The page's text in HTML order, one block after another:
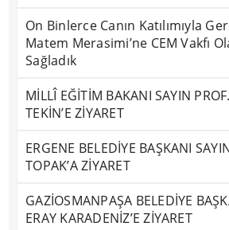
On Binlerce Canın Katılımıyla
Matem Merasimi’ne CEM Vakfı
Sağladık
MİLLÎ EĞİTİM BAKANI SAYIN
TEKİN’E ZİYARET
ERGENE BELEDİYE BAŞKANI
TOPAK’A ZİYARET
GAZİOSMANPAŞA BELEDİYE
ERAY KARADENİZ’E ZİYARET